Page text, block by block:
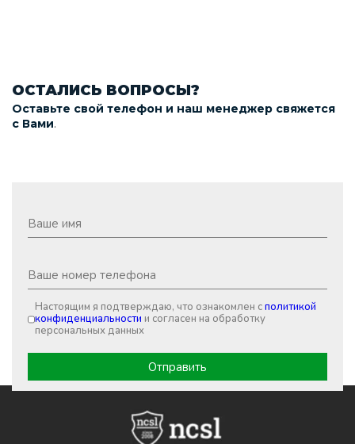
ОСТАЛИСЬ ВОПРОСЫ?
Оставьте свой телефон и наш менеджер свяжется
с Вами.
Настоящим я подтверждаю, что ознакомлен сполитикой
конфиденциальности и согласен на обработку
персональных данных